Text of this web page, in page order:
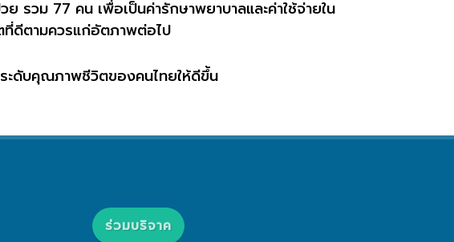
ย รวม 77 คน เพื่อเป็นค่ารักษาพยาบาลและค่าใช้จ่ายใน
ดีตามควรแก่อัตภาพต่อไป
ะดับคุณภาพชีวิตของคนไทยให้ดีขึ้น
ร่วมบริจาค